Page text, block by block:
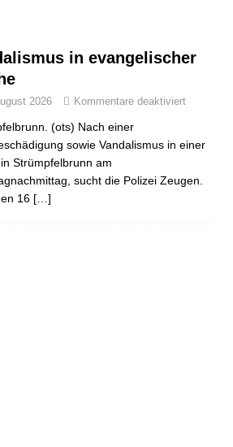
in evangelischer
2026 Kommentare deaktiviert
(ots) Nach einer
sowie Vandalismus in einer
Strümpfelbrunn am
sucht die Polizei Zeugen.
16 […]